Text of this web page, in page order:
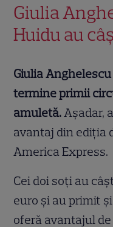
Giulia
Huidu au
Giulia
termine primii
amuletă. Așadar,
avantaj din ediția
America Express.
Cei doi soți au
euro și au primit
oferă avantajul